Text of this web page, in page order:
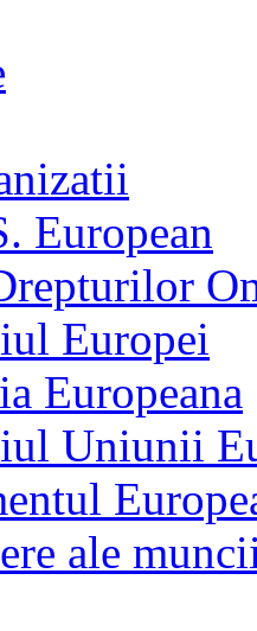
European
Europei
Europeana
Uniunii
ale